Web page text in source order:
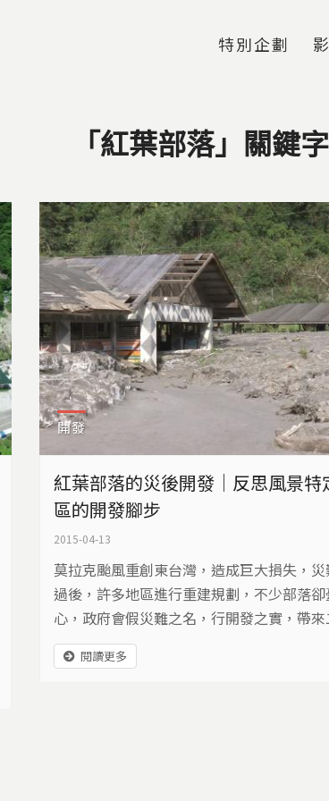
特別企劃
「紅葉部落」關鍵字
開發
紅葉部落的災後開發｜反思風景特
區的開發腳步
2015-04-13
莫拉克颱風重創東台灣，造成巨大損失，
過後，許多地區進行重建規劃，不少部落卻
心，政府會假災難之名，行開發之實，帶來
度傷害。台東縣延平鄉的紅葉部落，就面臨了
風景特定區的開發計畫，威脅部落生存。族人
閱讀更多